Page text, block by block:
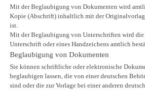
Mit der Beglaubigung von Dokumenten wird
Kopie (Abschrift) inhaltlich mit der
ist.
Mit der Beglaubigung von Unterschriften wird
Unterschrift oder eines Handzeichens amtlich
Beglaubigung von Dokumenten
Sie können schriftliche oder elektronische
beglaubigen lassen, die von einer deutschen
sind oder die zur Vorlage bei einer anderen